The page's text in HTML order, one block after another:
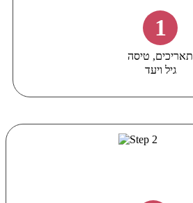
1
תאריכים, טיסה
גיל ויעד